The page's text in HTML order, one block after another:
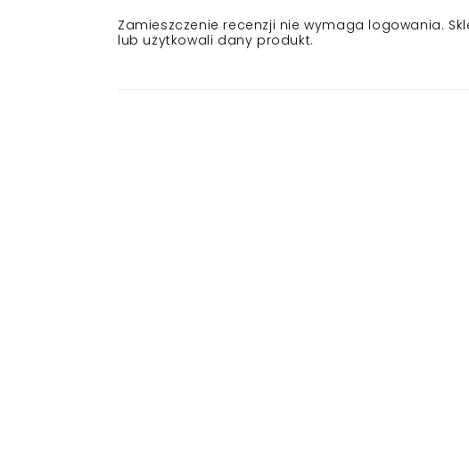
Zamieszczenie recenzji nie wymaga logowania.
lub użytkowali dany produkt.